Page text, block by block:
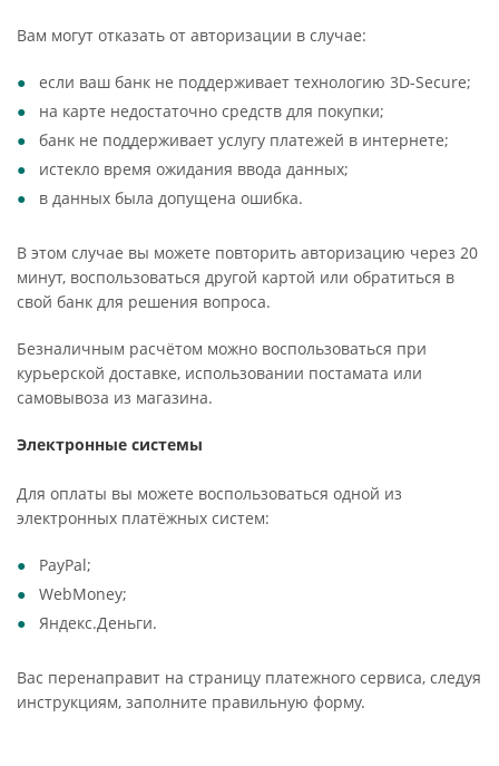
Вам могут отказать от авторизации в случае:
если ваш банк не поддерживает технологию 3D-Secure;
на карте недостаточно средств для покупки;
банк не поддерживает услугу платежей в интернете;
истекло время ожидания ввода данных;
в данных была допущена ошибка.
В этом случае вы можете повторить авторизацию через 20
минут, воспользоваться другой картой или обратиться в
свой банк для решения вопроса.
Безналичным расчётом можно воспользоваться при
курьерской доставке, использовании постамата или
самовывоза из магазина.
Электронные системы
Для оплаты вы можете воспользоваться одной из
электронных платёжных систем:
PayPal;
WebMoney;
Яндекс.Деньги.
Вас перенаправит на страницу платежного сервиса, следуя
инструкциям, заполните правильную форму.